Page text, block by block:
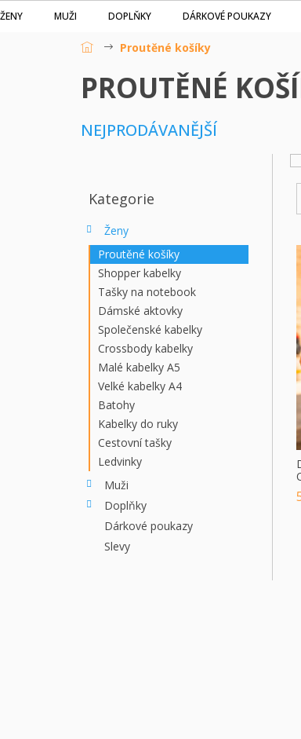
Přejít
na
ŽENY MUŽI DOPLŇKY DÁRKOVÉ POUKAZY
Proutěné košíky
PROUTĚNÉ
NEJPRODÁVANĚJŠÍ
Přeskočit
Kategorie
Ženy
Proutěné košíky
Shopper kabelky
Tašky na notebook
Dámské aktovky
Společenské kabelky
Crossbody kabelky
Malé kabelky A5
Velké kabelky A4
Batohy
Kabelky do ruky
Cestovní tašky
Ledvinky
Muži
Doplňky
Dárkové poukazy
Slevy
V
Ý
P
R
O
D
U
K
T
Ů